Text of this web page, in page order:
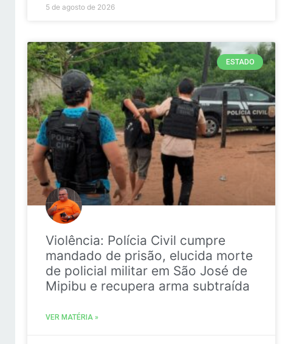
5 de agosto de 2026
ESTADO
Violência: Polícia Civil cumpre
mandado de prisão, elucida morte
de policial militar em São José de
Mipibu e recupera arma subtraída
VER MATÉRIA »